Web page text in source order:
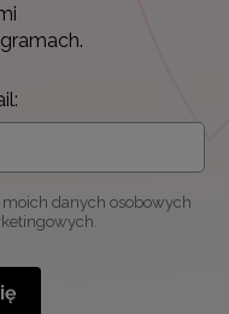
danych osobowych